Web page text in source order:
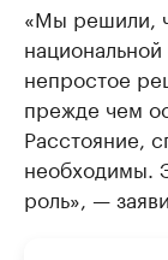
«Мы решили,
непростое
прежде чем
Расстояние,
необходимы.
роль», —